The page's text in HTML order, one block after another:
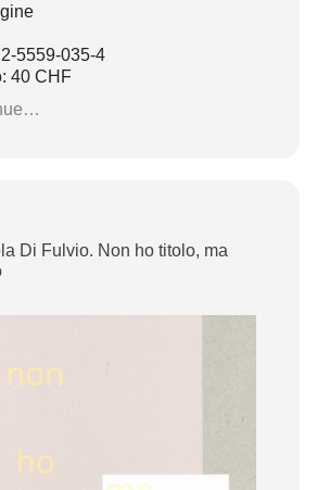
5559-035-4
40 CHF
Di Fulvio. Non ho titolo, ma